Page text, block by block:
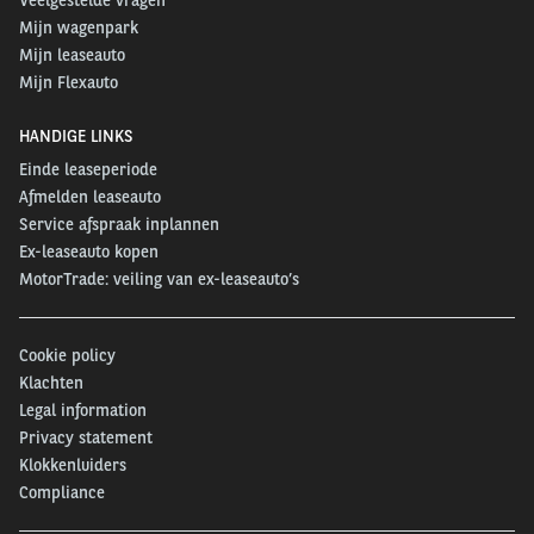
Mijn wagenpark
Mijn leaseauto
Mijn Flexauto
HANDIGE LINKS
Einde leaseperiode
Afmelden leaseauto
Service afspraak inplannen
Ex-leaseauto kopen
MotorTrade: veiling van ex-leaseauto’s
Cookie policy
Klachten
Legal information
Privacy statement
Klokkenluiders
Compliance